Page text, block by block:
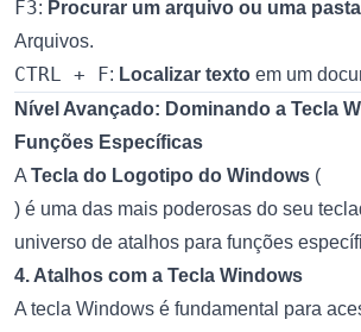
F3: Procurar um arquivo ou uma pasta
Arquivos.
CTRL + F: Localizar texto em um
Nível Avançado: Dominando a Tecla
Funções Específicas
A Tecla do Logotipo do Windows (
) é uma das mais poderosas do seu
universo de atalhos para funções
4. Atalhos com a Tecla Windows
A tecla Windows é fundamental para